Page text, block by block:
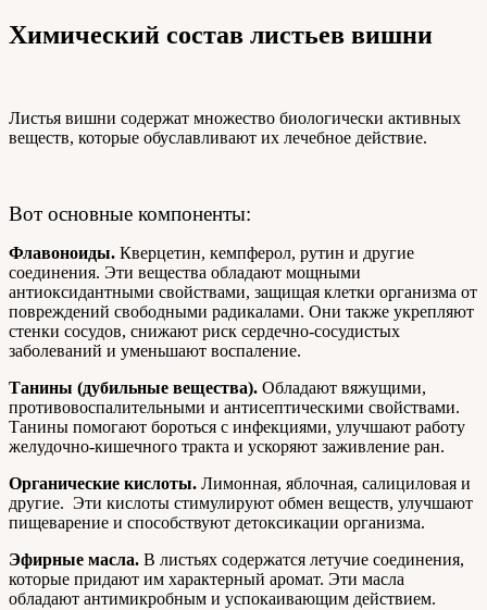
Химический состав листьев вишни
Листья вишни содержат множество биологически активных
веществ, которые обуславливают их лечебное действие.
Вот основные компоненты:
Флавоноиды. Кверцетин, кемпферол, рутин и другие
соединения. Эти вещества обладают мощными
антиоксидантными свойствами, защищая клетки организма от
повреждений свободными радикалами. Они также укрепляют
стенки сосудов, снижают риск сердечно-сосудистых
заболеваний и уменьшают воспаление.
Танины (дубильные вещества). Обладают вяжущими,
противовоспалительными и антисептическими свойствами.
Танины помогают бороться с инфекциями, улучшают работу
желудочно-кишечного тракта и ускоряют заживление ран.
Органические кислоты. Лимонная, яблочная, салициловая и
другие. Эти кислоты стимулируют обмен веществ, улучшают
пищеварение и способствуют детоксикации организма.
Эфирные масла. В листьях содержатся летучие соединения,
которые придают им характерный аромат. Эти масла
обладают антимикробным и успокаивающим действием.